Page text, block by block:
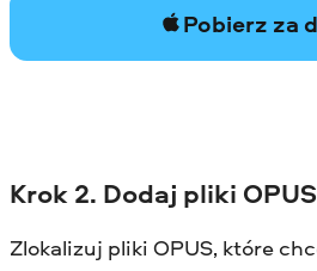
Pobierz za
Krok 2. Dodaj pliki OPUS
Zlokalizuj pliki OPUS, które